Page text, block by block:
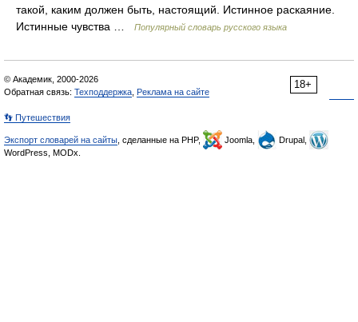
такой, каким должен быть, настоящий. Истинное раскаяние.
Истинные чувства …
Популярный словарь русского языка
18+
© Академик, 2000-2026
Обратная связь: Техподдержка Реклама на сайте
👣 Путешествия
Экспорт словарей на сайты , сделанные на PHP, Joomla,
Drupal,
WordPress, MODx.